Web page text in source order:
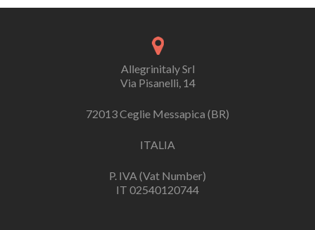
Allegrinitaly Srl
Via Pisanelli, 14
72013 Ceglie Messapica (BR)
ITALIA
P. IVA (Vat Number)
IT 02540120744